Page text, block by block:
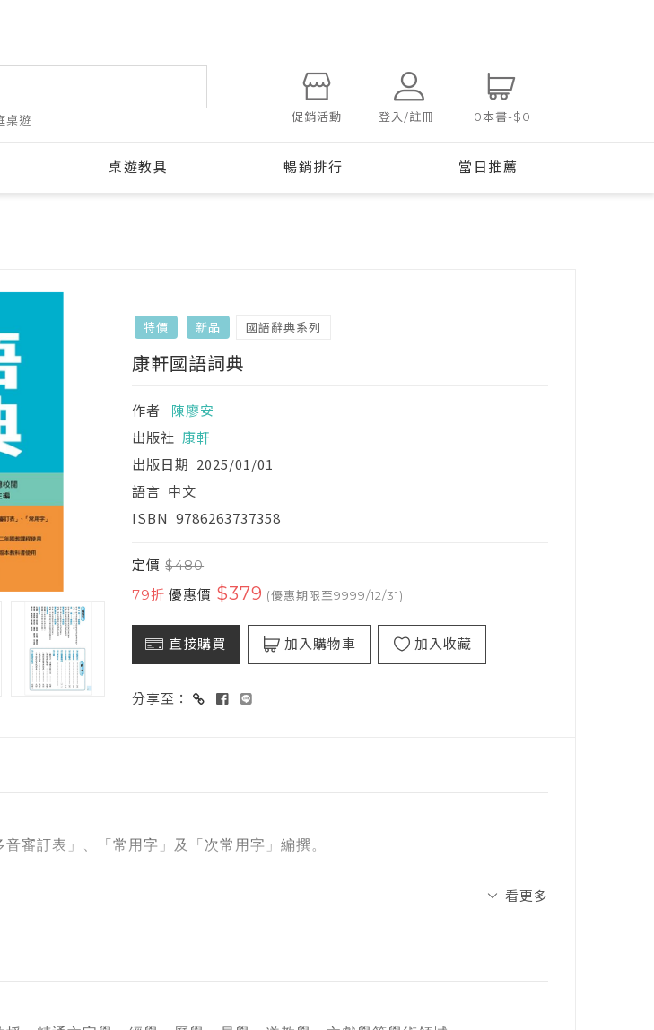
桌遊 促銷活動 登入/註冊 0本書-$0
桌遊教具 暢銷排行 當日推薦
特價 新品 國語辭典系列
康軒國語詞典
作者
陳廖安
出版社 康軒
出版日期 2025/01/01
語言 中文
ISBN 9786263737358
定價$480
79折 優惠價 $379 (優惠期限至9999/12/31)
直接購買 加入購物車 加入收藏
分享至：
審訂表」、「常用字」及「次常用字」編撰。
看更多